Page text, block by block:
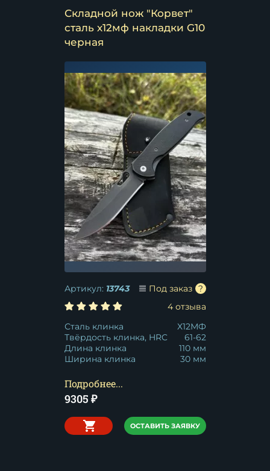
Складной нож "Корвет"
сталь х12мф накладки G10
черная
Артикул: 13743
Под заказ
4 отзыва
Сталь клинка
Х12МФ
Твёрдость клинка, HRC
61-62
Длина клинка
110 мм
Ширина клинка
30 мм
Подробнее...
9305 ₽
ОСТАВИТЬ ЗАЯВКУ